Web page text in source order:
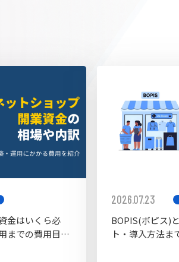
開発 AI buddy
金はいくら必
までの費用目安
2026.07.23
BOPIS(ボピス)
ト・導入方法ま